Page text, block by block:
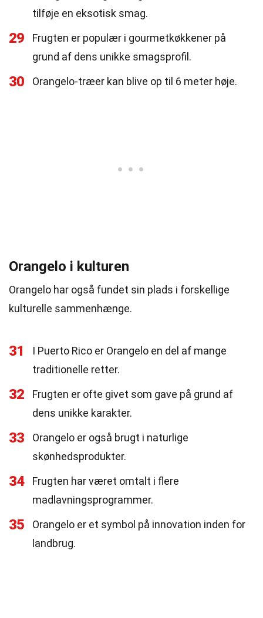
tilføje en eksotisk smag.
29
Frugten er populær i gourmetkøkkener på
grund af dens unikke smagsprofil.
30 Orangelo-træer kan blive op til 6 meter høje.
Orangelo i kulturen
Orangelo har også fundet sin plads i forskellige
kulturelle sammenhænge.
31
I Puerto Rico er Orangelo en del af mange
traditionelle retter.
32
Frugten er ofte givet som gave på grund af
dens unikke karakter.
33
Orangelo er også brugt i naturlige
skønhedsprodukter.
34
Frugten har været omtalt i flere
madlavningsprogrammer.
35
Orangelo er et symbol på innovation inden for
landbrug.